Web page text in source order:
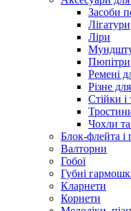
Засоби
Лігатури
Ліри
Пюпітри
Ремені
Різне
Стійки і
Чохли
Блок-флейта і
Валторни
Гобої
Губні
Кларнети
Корнети